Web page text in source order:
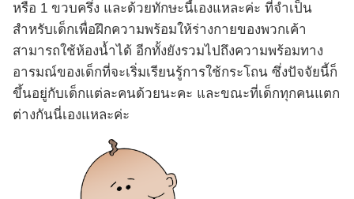
หรือ 1 ขวบครึ่ง และด้วยทักษะนี้เองแหละค่ะ ที่จำเป็น
สำหรับเด็กเพื่อฝึกความพร้อมให้ร่างกายของพวกเค้า
สามารถใช้ห้องน้ำได้ อีกทั้งยังรวมไปถึงความพร้อมทาง
อารมณ์ของเด็กที่จะเริ่มเรียนรู้การใช้กระโถน ซึ่งปัจจัยนี้ก็
ขึ้นอยู่กับเด็กแต่ละคนด้วยนะคะ และขณะที่เด็กทุกคนแตก
ต่างกันนี่เองแหละค่ะ